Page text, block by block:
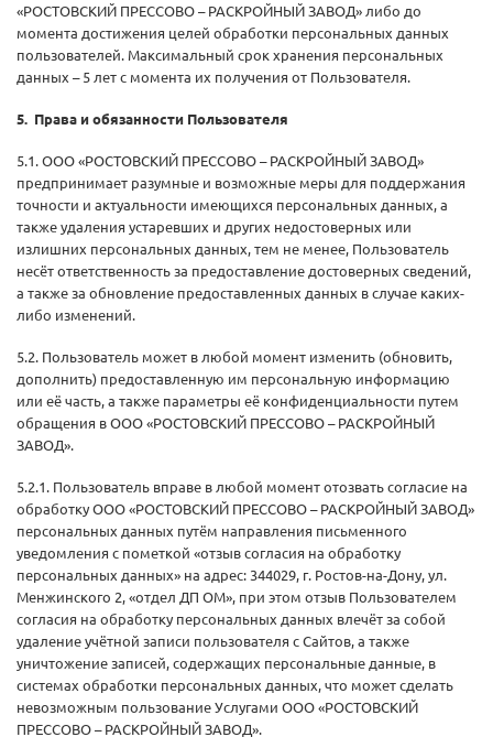
«РОСТОВСКИЙ ПРЕССОВО – РАСКРОЙНЫЙ ЗАВОД» либо до
момента достижения целей обработки персональных данных
пользователей. Максимальный срок хранения персональных
данных – 5 лет с момента их получения от Пользователя.
5. Права и обязанности Пользователя
5.1. ООО «РОСТОВСКИЙ ПРЕССОВО – РАСКРОЙНЫЙ ЗАВОД»
предпринимает разумные и возможные меры для поддержания
точности и актуальности имеющихся персональных данных, а
также удаления устаревших и других недостоверных или
излишних персональных данных, тем не менее, Пользователь
несёт ответственность за предоставление достоверных сведений,
а также за обновление предоставленных данных в случае каких-
либо изменений.
5.2. Пользователь может в любой момент изменить (обновить,
дополнить) предоставленную им персональную информацию
или её часть, а также параметры её конфиденциальности путем
обращения в ООО «РОСТОВСКИЙ ПРЕССОВО – РАСКРОЙНЫЙ
ЗАВОД».
5.2.1. Пользователь вправе в любой момент отозвать согласие на
обработку ООО «РОСТОВСКИЙ ПРЕССОВО – РАСКРОЙНЫЙ ЗАВОД»
персональных данных путём направления письменного
уведомления с пометкой «отзыв согласия на обработку
персональных данных» на адрес: 344029, г. Ростов-на-Дону, ул.
Менжинского 2, «отдел ДП ОМ», при этом отзыв Пользователем
согласия на обработку персональных данных влечёт за собой
удаление учётной записи пользователя с Сайтов, а также
уничтожение записей, содержащих персональные данные, в
системах обработки персональных данных, что может сделать
невозможным пользование Услугами ООО «РОСТОВСКИЙ
ПРЕССОВО – РАСКРОЙНЫЙ ЗАВОД».